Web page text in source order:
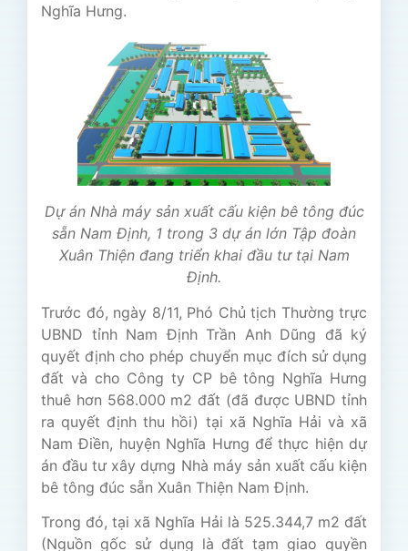
Nghĩa Hưng.
Dự án Nhà máy sản xuất cấu kiện bê tông đúc
sẵn Nam Định, 1 trong 3 dự án lớn Tập đoàn
Xuân Thiện đang triển khai đầu tư tại Nam
Định.
Trước đó, ngày 8/11, Phó Chủ tịch Thường trực
UBND tỉnh Nam Định Trần Anh Dũng đã ký
quyết định cho phép chuyển mục đích sử dụng
đất và cho Công ty CP bê tông Nghĩa Hưng
thuê hơn 568.000 m2 đất (đã được UBND tỉnh
ra quyết định thu hồi) tại xã Nghĩa Hải và xã
Nam Điền, huyện Nghĩa Hưng để thực hiện dự
án đầu tư xây dựng Nhà máy sản xuất cấu kiện
bê tông đúc sẵn Xuân Thiện Nam Định.
Trong đó, tại xã Nghĩa Hải là 525.344,7 m2 đất
(Nguồn gốc sử dụng là đất tạm giao quyền